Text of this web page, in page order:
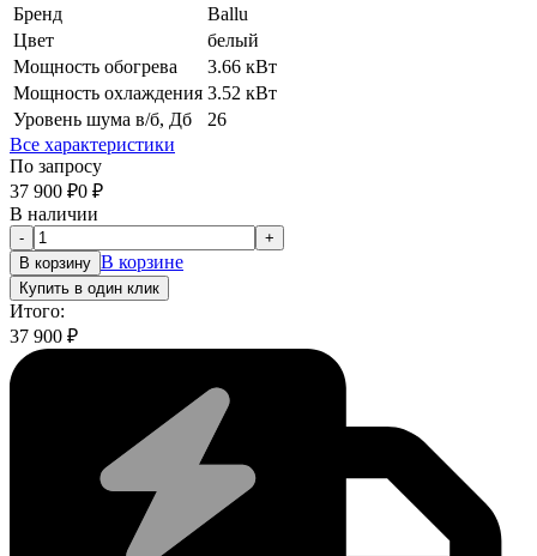
Бренд
Ballu
Цвет
белый
Мощность обогрева
3.66 кВт
Мощность охлаждения 3.52 кВт
Уровень шума в/б, Дб
26
Все характеристики
По запросу
37 900 ₽0 ₽
В наличии
-
+
В корзину В корзине
Купить в один клик
Итого:
37 900 ₽